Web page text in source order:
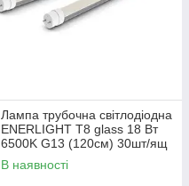
Лампа трубочна світлодіодна
ENERLIGHT Т8 glass 18 Вт
6500K G13 (120см) 30шт/ящ
38315
В наявності